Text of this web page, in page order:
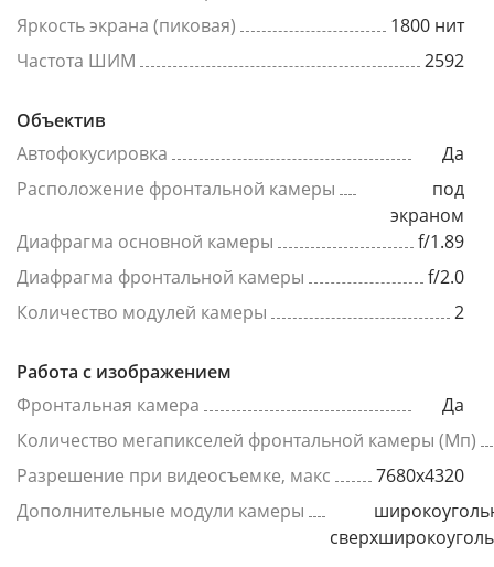
Яркость экрана (пиковая)
1800 нит
Частота ШИМ
2592
Объектив
Автофокусировка
Да
Расположение фронтальной камеры
под
экраном
Диафрагма основной камеры
f/1.89
Диафрагма фронтальной камеры
f/2.0
Количество модулей камеры
2
Работа с изображением
Фронтальная камера
Да
Количество мегапикселей фронтальной камеры (Мп)
Разрешение при видеосъемке, макс
7680x4320
Дополнительные модули камеры